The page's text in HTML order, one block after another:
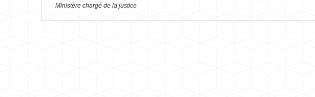
Ministère chargé de la justice